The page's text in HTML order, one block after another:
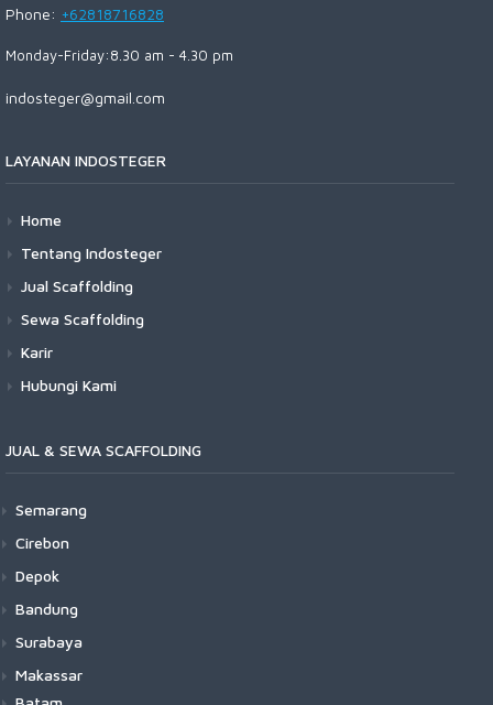
Phone: +62818716828
Monday-Friday:8.30 am - 4.30 pm
indosteger@gmail.com
LAYANAN INDOSTEGER
Home
Tentang Indosteger
Jual Scaffolding
Sewa Scaffolding
Karir
Hubungi Kami
JUAL & SEWA SCAFFOLDING
Semarang
Cirebon
Depok
Bandung
Surabaya
Makassar